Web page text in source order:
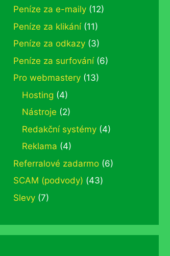
Peníze za e-maily (12)
Peníze za klikání(11)
Peníze za odkazy (3)
Peníze za surfování(6)
Pro webmastery (13)
Hosting (4)
Nástroje (2)
Redakční systémy (4)
Reklama (4)
Referralové zadarmo (6)
SCAM (podvody) (43)
Slevy (7)